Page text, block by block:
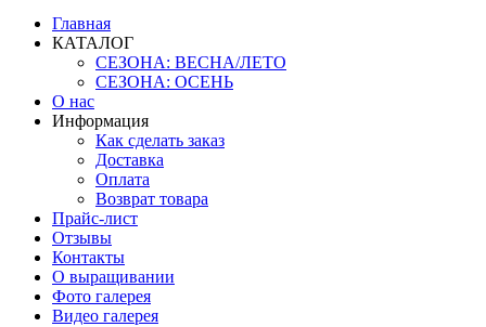
Главная
КАТАЛОГ
СЕЗОНА: ВЕСНА/ЛЕТО
СЕЗОНА: ОСЕНЬ
О нас
Информация
Как сделать заказ
Доставка
Оплата
Возврат товара
Прайс-лист
Отзывы
Контакты
О выращивании
Фото галерея
Видео галерея